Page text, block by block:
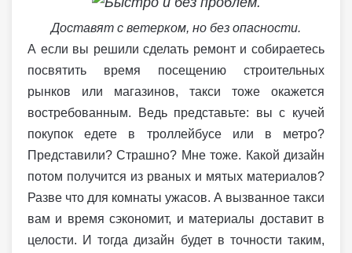
Доставят с ветерком, но без опасности.
А если вы решили сделать ремонт и собираетесь
посвятить время посещению строительных
рынков или магазинов, такси тоже окажется
востребованным. Ведь представьте: вы с кучей
покупок едете в троллейбусе или в метро?
Представили? Страшно? Мне тоже. Какой дизайн
потом получится из рваных и мятых материалов?
Разве что для комнаты ужасов. А вызванное такси
вам и время сэкономит, и материалы доставит в
целости. И тогда дизайн будет в точности таким,